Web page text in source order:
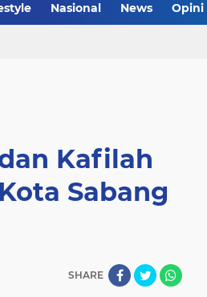
Nasional News Opini
Kafilah
Sabang
SHARE